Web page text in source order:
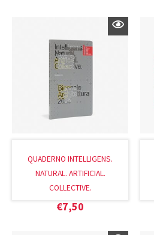
QUADERNO INTELLIGENS.
NATURAL. ARTIFICIAL.
COLLECTIVE.
€7,50